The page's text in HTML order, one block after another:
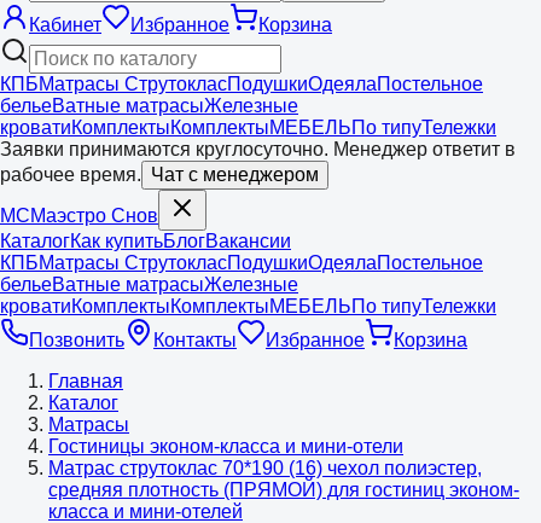
Кабинет
Избранное Корзина
КПБМатрасы СтрутокласПодушкиОдеялаПостельное
бельеВатные матрасыЖелезные
кроватиКомплектыКомплектыМЕБЕЛЬПо типуТележки
Заявки принимаются круглосуточно. Менеджер ответит в
рабочее время. Чат с менеджером
МСМаэстро Снов
КаталогКак купитьБлогВакансии
КПБМатрасы СтрутокласПодушкиОдеялаПостельное
бельеВатные матрасыЖелезные
кроватиКомплектыКомплектыМЕБЕЛЬПо типуТележки
Позвонить
Контакты Избранное
Корзина
Главная
Каталог
Матрасы
Гостиницы эконом-класса и мини-отели
Матрас струтоклас 70*190 (16) чехол полиэстер,
средняя плотность (ПРЯМОЙ) для гостиниц эконом-
класса и мини-отелей